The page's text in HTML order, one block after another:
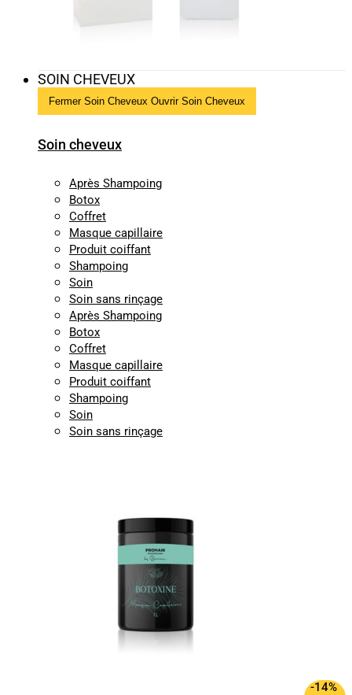
SOIN CHEVEUX
Fermer Soin Cheveux Ouvrir Soin Cheveux
Soin cheveux
Après Shampoing
Botox
Coffret
Masque capillaire
Produit coiffant
Shampoing
Soin
Soin sans rinçage
Après Shampoing
Botox
Coffret
Masque capillaire
Produit coiffant
Shampoing
Soin
Soin sans rinçage
-14%